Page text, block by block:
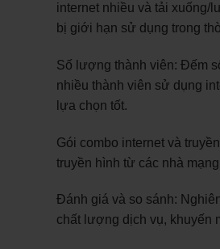
internet nhiều và tải
bị giới hạn sử dụng trong
Số lượng thành viên: Đếm
nhiều thành viên sử dụng
lựa chọn tốt.
Gói combo internet và
truyền hình từ các nhà
Đánh giá và so sánh:
chất lượng dịch vụ, khuyến